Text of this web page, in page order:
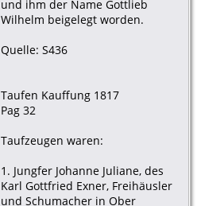
und ihm der Name Gottlieb
Wilhelm beigelegt worden.
Quelle: S436
Taufen Kauffung 1817
Pag 32
Taufzeugen waren:
1. Jungfer Johanne Juliane, des
Karl Gottfried Exner, Freihäusler
und Schumacher in Ober